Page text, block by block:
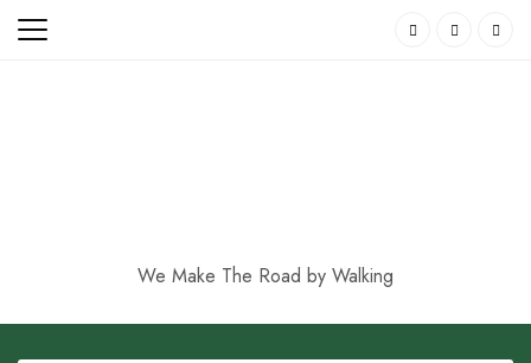
Skip
We Make The Road by Walking